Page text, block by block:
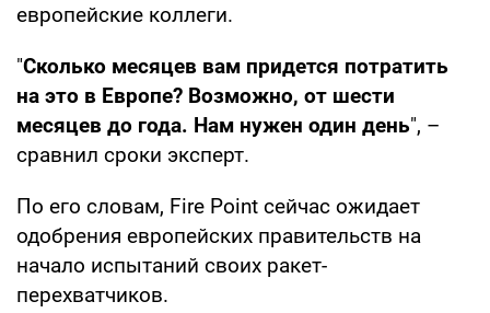
европейские коллеги.
"Сколько месяцев вам придется потратить
на это в Европе? Возможно, от шести
месяцев до года. Нам нужен один день", –
сравнил сроки эксперт.
По его словам, Fire Point сейчас ожидает
одобрения европейских правительств на
начало испытаний своих ракет-
перехватчиков.